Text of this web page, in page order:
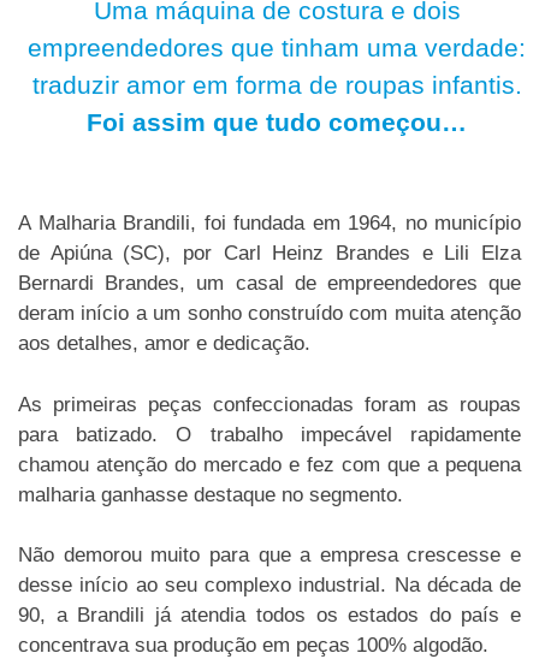
Uma máquina de costura e dois
empreendedores que tinham uma verdade:
traduzir amor em forma de roupas infantis.
Foi assim que tudo começou…
A Malharia Brandili, foi fundada em 1964, no município
de Apiúna (SC), por Carl Heinz Brandes e Lili Elza
Bernardi Brandes, um casal de empreendedores que
deram início a um sonho construído com muita atenção
aos detalhes, amor e dedicação.
As primeiras peças confeccionadas foram as roupas
para batizado. O trabalho impecável rapidamente
chamou atenção do mercado e fez com que a pequena
malharia ganhasse destaque no segmento.
Não demorou muito para que a empresa crescesse e
desse início ao seu complexo industrial. Na década de
90, a Brandili já atendia todos os estados do país e
concentrava sua produção em peças 100% algodão.